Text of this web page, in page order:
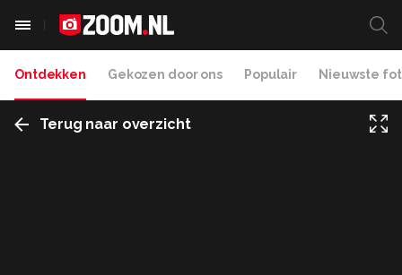
Ontdekken Gekozen door ons Populair Nieuwste
Terug naar overzicht